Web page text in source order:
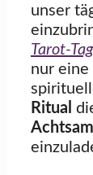
unser
Tarot-
nur eine
Ritual